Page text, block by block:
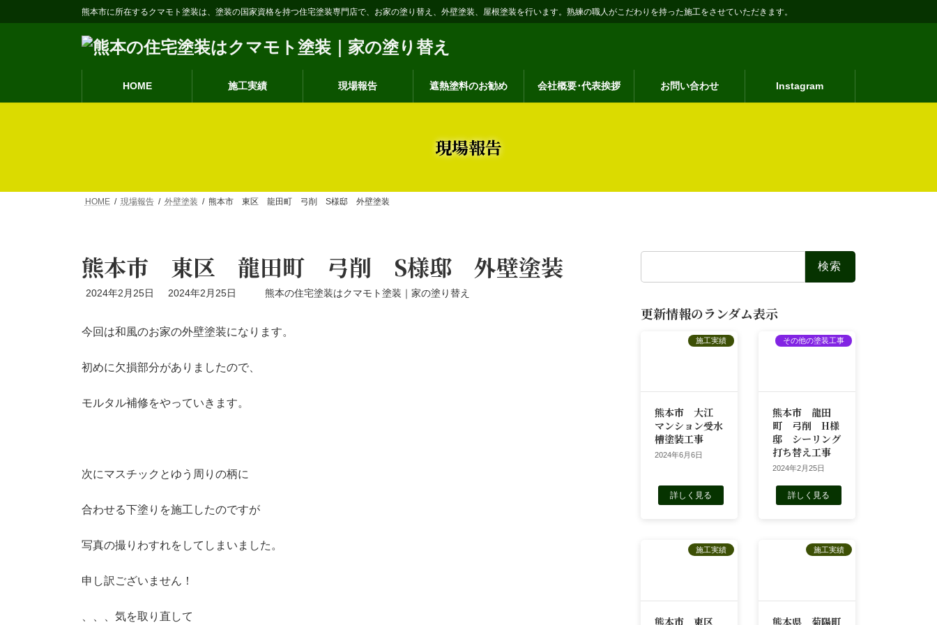
ン
ビ
熊本市に所在するクマモト塗装は、塗装の国家資格を持つ住宅塗装専門店で、お家の塗り替え、外壁塗装、屋根塗装を行います。熟練の職人がこだわりを持った施工をさせていただきます。
HOME 施工実績 現場報告 遮熱塗料のお勧め 会社概要･代表挨拶 お問い合わせ Instagram
現場報告
HOME 現場報告 外壁塗装 熊本市 東区 龍田町 弓削 S様邸 外壁塗装
熊本市 東区 龍田町 弓削 S様邸 外壁塗装
2024年2月25日
最
新
:
2024年2月25日 熊本の住宅塗装はクマモト塗装｜家の塗り替え
今回は和風のお家の外壁塗装になります。
初めに欠損部分がありましたので、
モルタル補修をやっていきます。
次にマスチックとゆう周りの柄に
合わせる下塗りを施工したのですが
写真の撮りわすれをしてしまいました。
申し訳ございません！
、、、気を取り直して
検
更新情報のランダム表示
施工実績
熊本市 大江
マンション受水
槽塗装工事
2024年6月6日
詳しく見る
その他の塗装工事
熊本市 龍田
町 弓削 H様
邸 シーリング
打ち替え工事
2024年2月25日
詳しく見る
施工実績
熊本市 東区
施工実績
熊本県 菊陽町